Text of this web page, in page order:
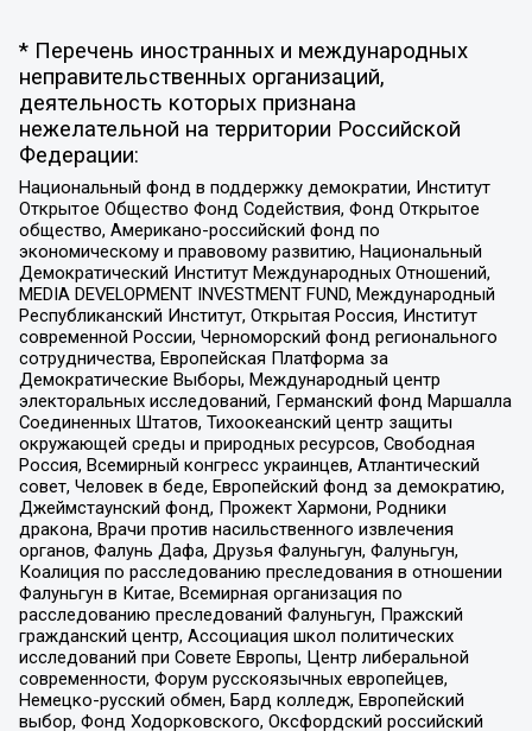
* Перечень иностранных и международных
неправительственных организаций,
деятельность которых признана
нежелательной на территории Российской
Федерации:
Национальный фонд в поддержку демократии, Институт
Открытое Общество Фонд Содействия, Фонд Открытое
общество, Американо-российский фонд по
экономическому и правовому развитию, Национальный
Демократический Институт Международных Отношений,
MEDIA DEVELOPMENT INVESTMENT FUND, Международный
Республиканский Институт, Открытая Россия, Институт
современной России, Черноморский фонд регионального
сотрудничества, Европейская Платформа за
Демократические Выборы, Международный центр
электоральных исследований, Германский фонд Маршалла
Соединенных Штатов, Тихоокеанский центр защиты
окружающей среды и природных ресурсов, Свободная
Россия, Всемирный конгресс украинцев, Атлантический
совет, Человек в беде, Европейский фонд за демократию,
Джеймстаунский фонд, Прожект Хармони, Родники
дракона, Врачи против насильственного извлечения
органов, Фалунь Дафа, Друзья Фалуньгун, Фалуньгун,
Коалиция по расследованию преследования в отношении
Фалуньгун в Китае, Всемирная организация по
расследованию преследований Фалуньгун, Пражский
гражданский центр, Ассоциация школ политических
исследований при Совете Европы, Центр либеральной
современности, Форум русскоязычных европейцев,
Немецко-русский обмен, Бард колледж, Европейский
выбор, Фонд Ходорковского, Оксфордский российский